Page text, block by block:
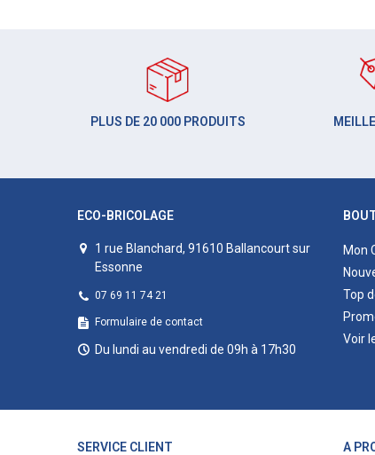
PLUS DE 20 000 PRODUITS
ECO-BRICOLAGE
1 rue Blanchard, 91610 Ballancourt sur
Essonne
07 69 11 74 21
Formulaire de contact
Du lundi au vendredi de 09h à 17h30
Mon
Top
Voir
SERVICE CLIENT A